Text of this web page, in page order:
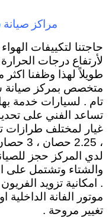
مراكز صيانة
حاجتنا لتكييفات
لأرتفاع درجات
طويلاً لهذا وظفنا
متخصص بمركز صيانة
تام . لسيارات خدمة
تساعد الفني على
لدي المركز حجز
والشتاء وتشتمل على
. امكانية تزويد
موتور الفانة
تغيير مروحة .